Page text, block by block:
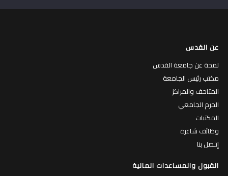
عن القدس
لمحة عن جامعة القدس
مكتب رئيس الجامعة
المتاحف والمراكز
الحرم الجامعي
المكتبات
وظائف شاغرة
إتـصل بنا
القبول والمساعدات المالية